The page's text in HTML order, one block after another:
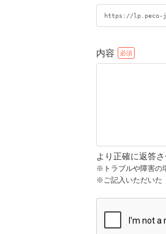
内容
より正確に返答
※トラブルや障害の
※ご記入いただいた